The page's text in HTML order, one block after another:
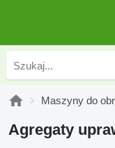
Maszyny do
Agregaty